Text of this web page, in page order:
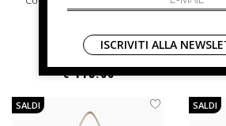
€ 118.00
SALDI SALDI
ISCRIVITI ALLA